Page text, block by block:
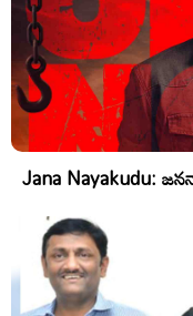
Jana Nayakudu: